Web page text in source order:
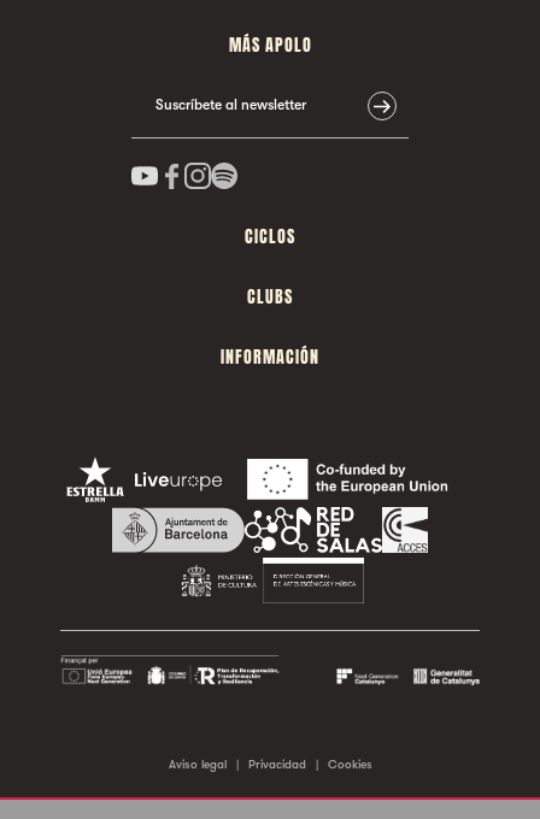
MÁS APOLO
Suscríbete al newsletter
CICLOS
CLUBS
INFORMACIÓN
Aviso legal | Privacidad | Cookies
©2026 Sala Apolo. Todos los derechos reservados.